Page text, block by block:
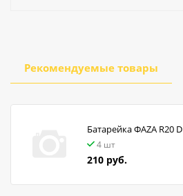
Рекомендуемые товары
Батарейка ФАZA R20 D
4 шт
210 руб.